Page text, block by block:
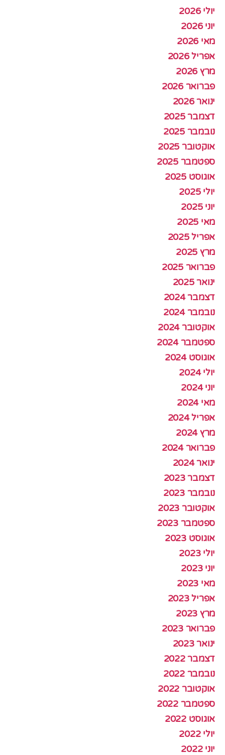
יולי 2026
יוני 2026
מאי 2026
אפריל 2026
מרץ 2026
פברואר 2026
ינואר 2026
דצמבר 2025
נובמבר 2025
אוקטובר 2025
ספטמבר 2025
אוגוסט 2025
יולי 2025
יוני 2025
מאי 2025
אפריל 2025
מרץ 2025
פברואר 2025
ינואר 2025
דצמבר 2024
נובמבר 2024
אוקטובר 2024
ספטמבר 2024
אוגוסט 2024
יולי 2024
יוני 2024
מאי 2024
אפריל 2024
מרץ 2024
פברואר 2024
ינואר 2024
דצמבר 2023
נובמבר 2023
אוקטובר 2023
ספטמבר 2023
אוגוסט 2023
יולי 2023
יוני 2023
מאי 2023
אפריל 2023
מרץ 2023
פברואר 2023
ינואר 2023
דצמבר 2022
נובמבר 2022
אוקטובר 2022
ספטמבר 2022
אוגוסט 2022
יולי 2022
יוני 2022